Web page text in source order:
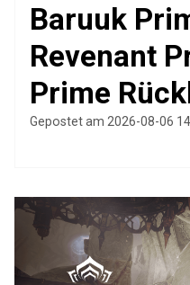
Baruuk
Revenant
Prime
Gepostet am 2026-08-06